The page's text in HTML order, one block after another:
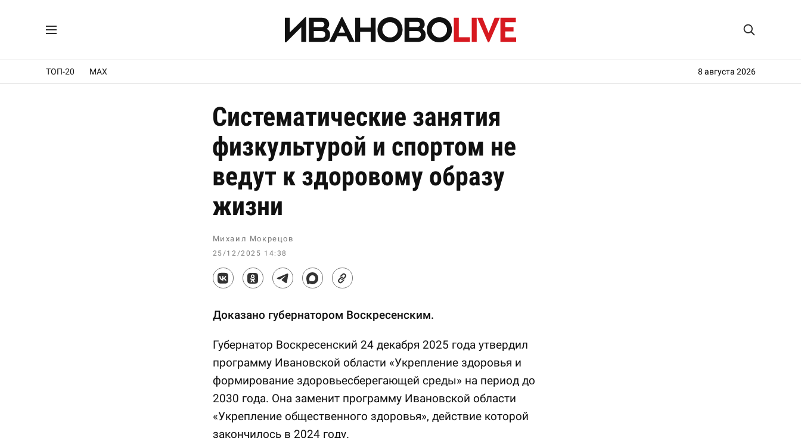
ТОП-20 MAX 8 августа 2026
Систематические занятия
физкультурой и спортом не
ведут к здоровому образу
жизни
Михаил Мокрецов
25/12/2025 14:38
Доказано губернатором Воскресенским.
Губернатор Воскресенский 24 декабря 2025 года утвердил
программу Ивановской области «Укрепление здоровья и
формирование здоровьесберегающей среды» на период до
2030 года. Она заменит программу Ивановской области
«Укрепление общественного здоровья», действие которой
закончилось в 2024 году.